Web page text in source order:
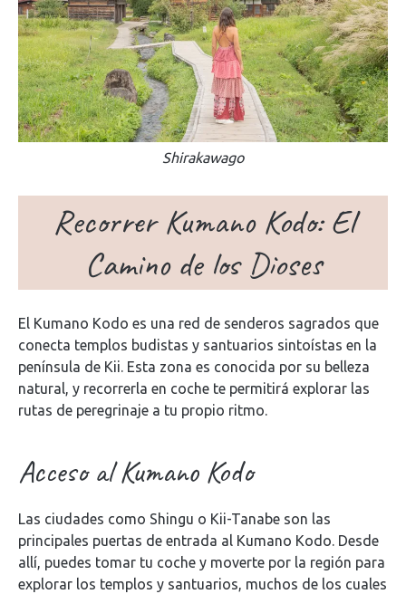
Shirakawago
Recorrer Kumano Kodo: El
Camino de los Dioses
El Kumano Kodo es una red de senderos sagrados que
conecta templos budistas y santuarios sintoístas en la
península de Kii. Esta zona es conocida por su belleza
natural, y recorrerla en coche te permitirá explorar las
rutas de peregrinaje a tu propio ritmo.
Acceso al Kumano Kodo
Las ciudades como Shingu o Kii-Tanabe son las
principales puertas de entrada al Kumano Kodo. Desde
allí, puedes tomar tu coche y moverte por la región para
explorar los templos y santuarios, muchos de los cuales